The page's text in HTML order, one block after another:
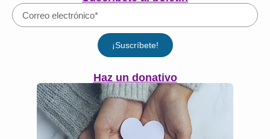
¡Suscríbete!
Haz un donativo